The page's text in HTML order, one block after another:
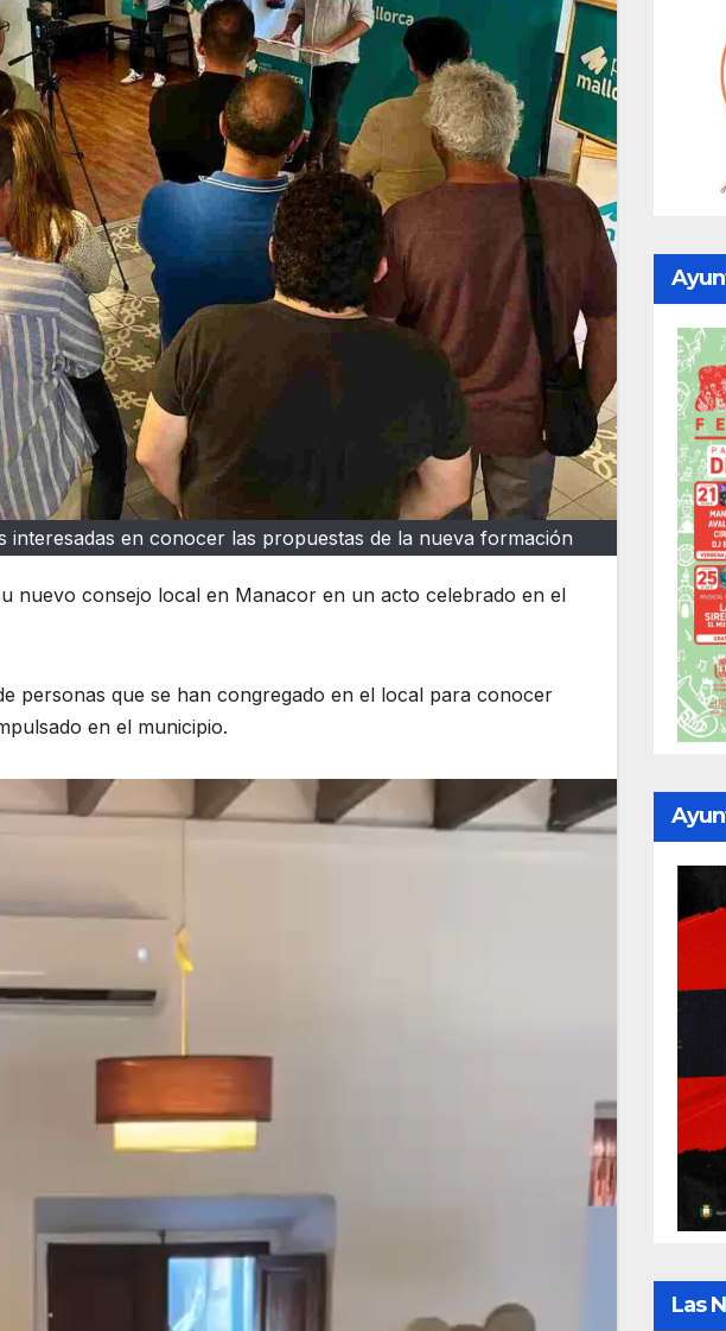
en conocer las propuestas de la nueva formación
nuevo consejo local en Manacor en un acto celebrado en el
personas que se han congregado en el local para conocer
en el municipio.
Las